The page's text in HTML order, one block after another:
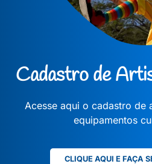
Cadastro de
Acesse aqui o cadastro de
equipamentos
CLIQUE AQUI E FAÇA